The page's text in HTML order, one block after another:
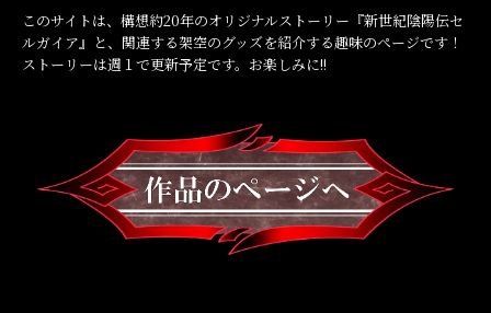
このサイトは、構想約20年のオリジナルストーリー『新世紀陰陽伝セ
ルガイア』と、関連する架空のグッズを紹介する趣味のページです！
ストーリーは週１で更新予定です。お楽しみに!!